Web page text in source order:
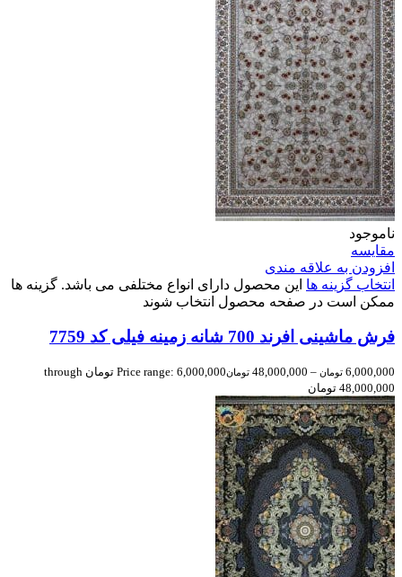
ناموجود
مقایسه
افزودن به علاقه مندی
انتخاب گزینه ها این محصول دارای انواع مختلفی می باشد. گزینه ها
ممکن است در صفحه محصول انتخاب شوند
فرش ماشینی افرند 700 شانه زمینه فیلی کد 7759
6,000,000 تومان –
48,000,000 تومان
Price range: 6,000,000 تومان through
48,000,000 تومان